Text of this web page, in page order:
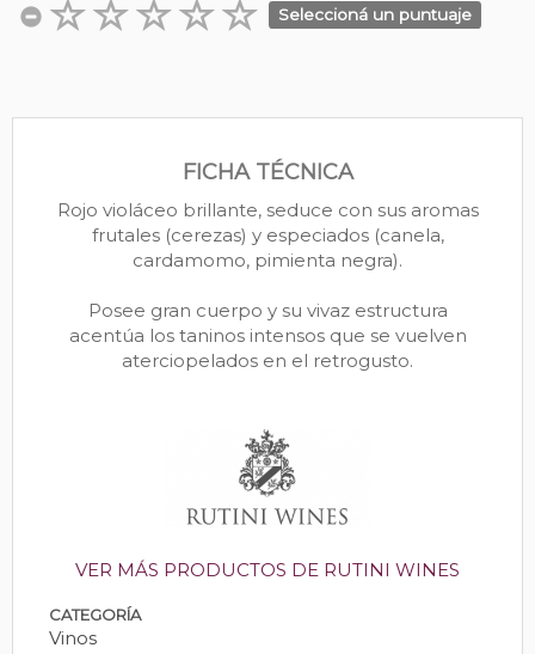
Seleccioná un puntuaje
FICHA TÉCNICA
Rojo violáceo brillante, seduce con sus aromas
frutales (cerezas) y especiados (canela,
cardamomo, pimienta negra).
Posee gran cuerpo y su vivaz estructura
acentúa los taninos intensos que se vuelven
aterciopelados en el retrogusto.
VER MÁS PRODUCTOS DE RUTINI WINES
CATEGORÍA
Vinos